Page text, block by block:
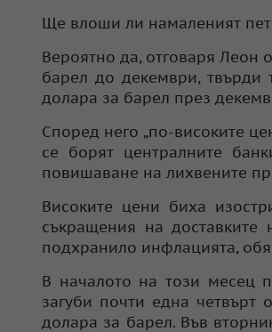
Ще влоши ли намаленият
Вероятно да, отговаря Леон
барел до декември, твърди
долара за барел през
Според него „по-високите
се борят централните
повишаване на лихвените
Високите цени биха
съкращения на
подхранило инфлацията,
В началото на този месец
загуби почти една четвърт
долара за барел. Във